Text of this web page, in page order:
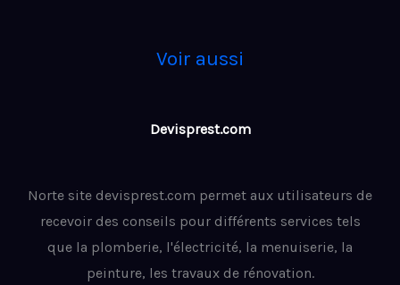
Voir aussi
Devisprest.com
Norte site devisprest.com permet aux utilisateurs de
recevoir des conseils pour différents services tels
que la plomberie, l'électricité, la menuiserie, la
peinture, les travaux de rénovation.